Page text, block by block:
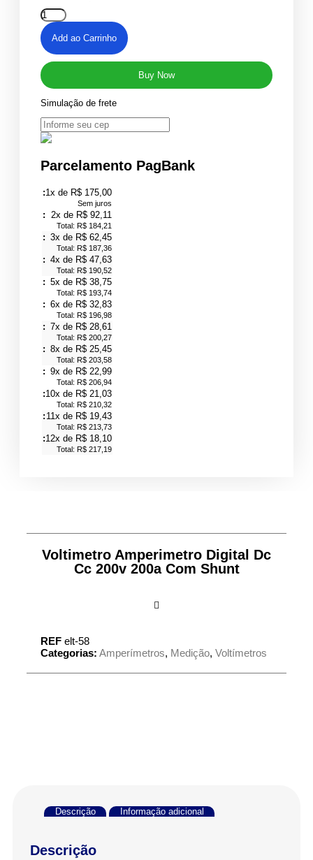
Add ao Carrinho
Buy Now
Simulação de frete
Parcelamento PagBank
1x de R$ 175,00
Sem juros
2x de R$ 92,11
Total: R$ 184,21
3x de R$ 62,45
Total: R$ 187,36
4x de R$ 47,63
Total: R$ 190,52
5x de R$ 38,75
Total: R$ 193,74
6x de R$ 32,83
Total: R$ 196,98
7x de R$ 28,61
Total: R$ 200,27
8x de R$ 25,45
Total: R$ 203,58
9x de R$ 22,99
Total: R$ 206,94
10x de R$ 21,03
Total: R$ 210,32
11x de R$ 19,43
Total: R$ 213,73
12x de R$ 18,10
Total: R$ 217,19
Voltimetro Amperimetro Digital Dc
Cc 200v 200a Com Shunt
REF elt-58
Categorias: Amperímetros, Medição, Voltímetros
Descrição Informação adicional
Descrição